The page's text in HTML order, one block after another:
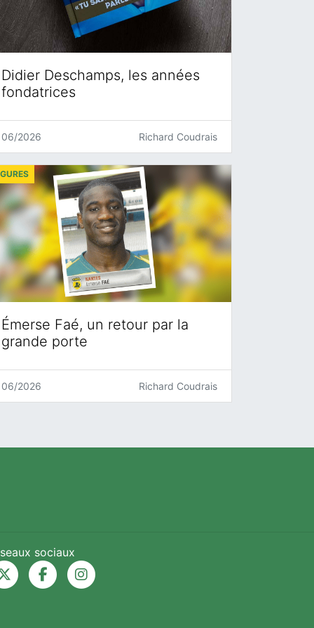
Didier Deschamps, les années
fondatrices
06/2026 Richard Coudrais
Émerse Faé, un retour par la
grande porte
06/2026 Richard Coudrais
sociaux